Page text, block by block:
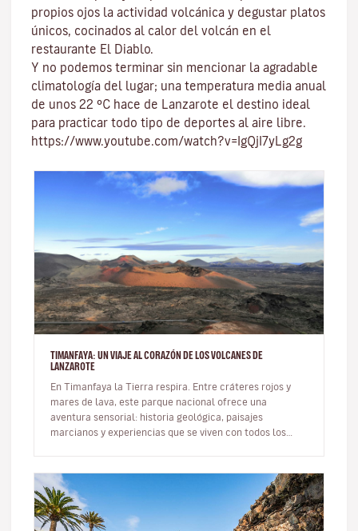
propios ojos la actividad volcánica y degustar platos
únicos, cocinados al calor del volcán en el
restaurante El Diablo.
Y no podemos terminar sin mencionar la agradable
climatología del lugar; una temperatura media anual
de unos 22 ºC hace de Lanzarote el destino ideal
para practicar todo tipo de deportes al aire libre.
https://www.youtube.com/watch?v=IgQjI7yLg2g
TIMANFAYA: UN VIAJE AL CORAZÓN DE LOS VOLCANES DE
LANZAROTE
En Timanfaya la Tierra respira. Entre cráteres rojos y
mares de lava, este parque nacional ofrece una
aventura sensorial: historia geológica, paisajes
marcianos y experiencias que se viven con todos los